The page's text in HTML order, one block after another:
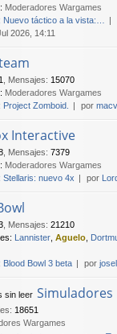
Moderadores Wargames
Nuevo táctico a la vista:…
2026, 14:11
Mensajes: 15070
Moderadores Wargames
Project Zomboid. por
Interactive
Mensajes: 7379
Moderadores Wargames
Stellaris: nuevo 4x por
Mensajes: 21210
Lannister Aguelo
Blood Bowl 3 beta por
Simuladores
: 18651
Wargames